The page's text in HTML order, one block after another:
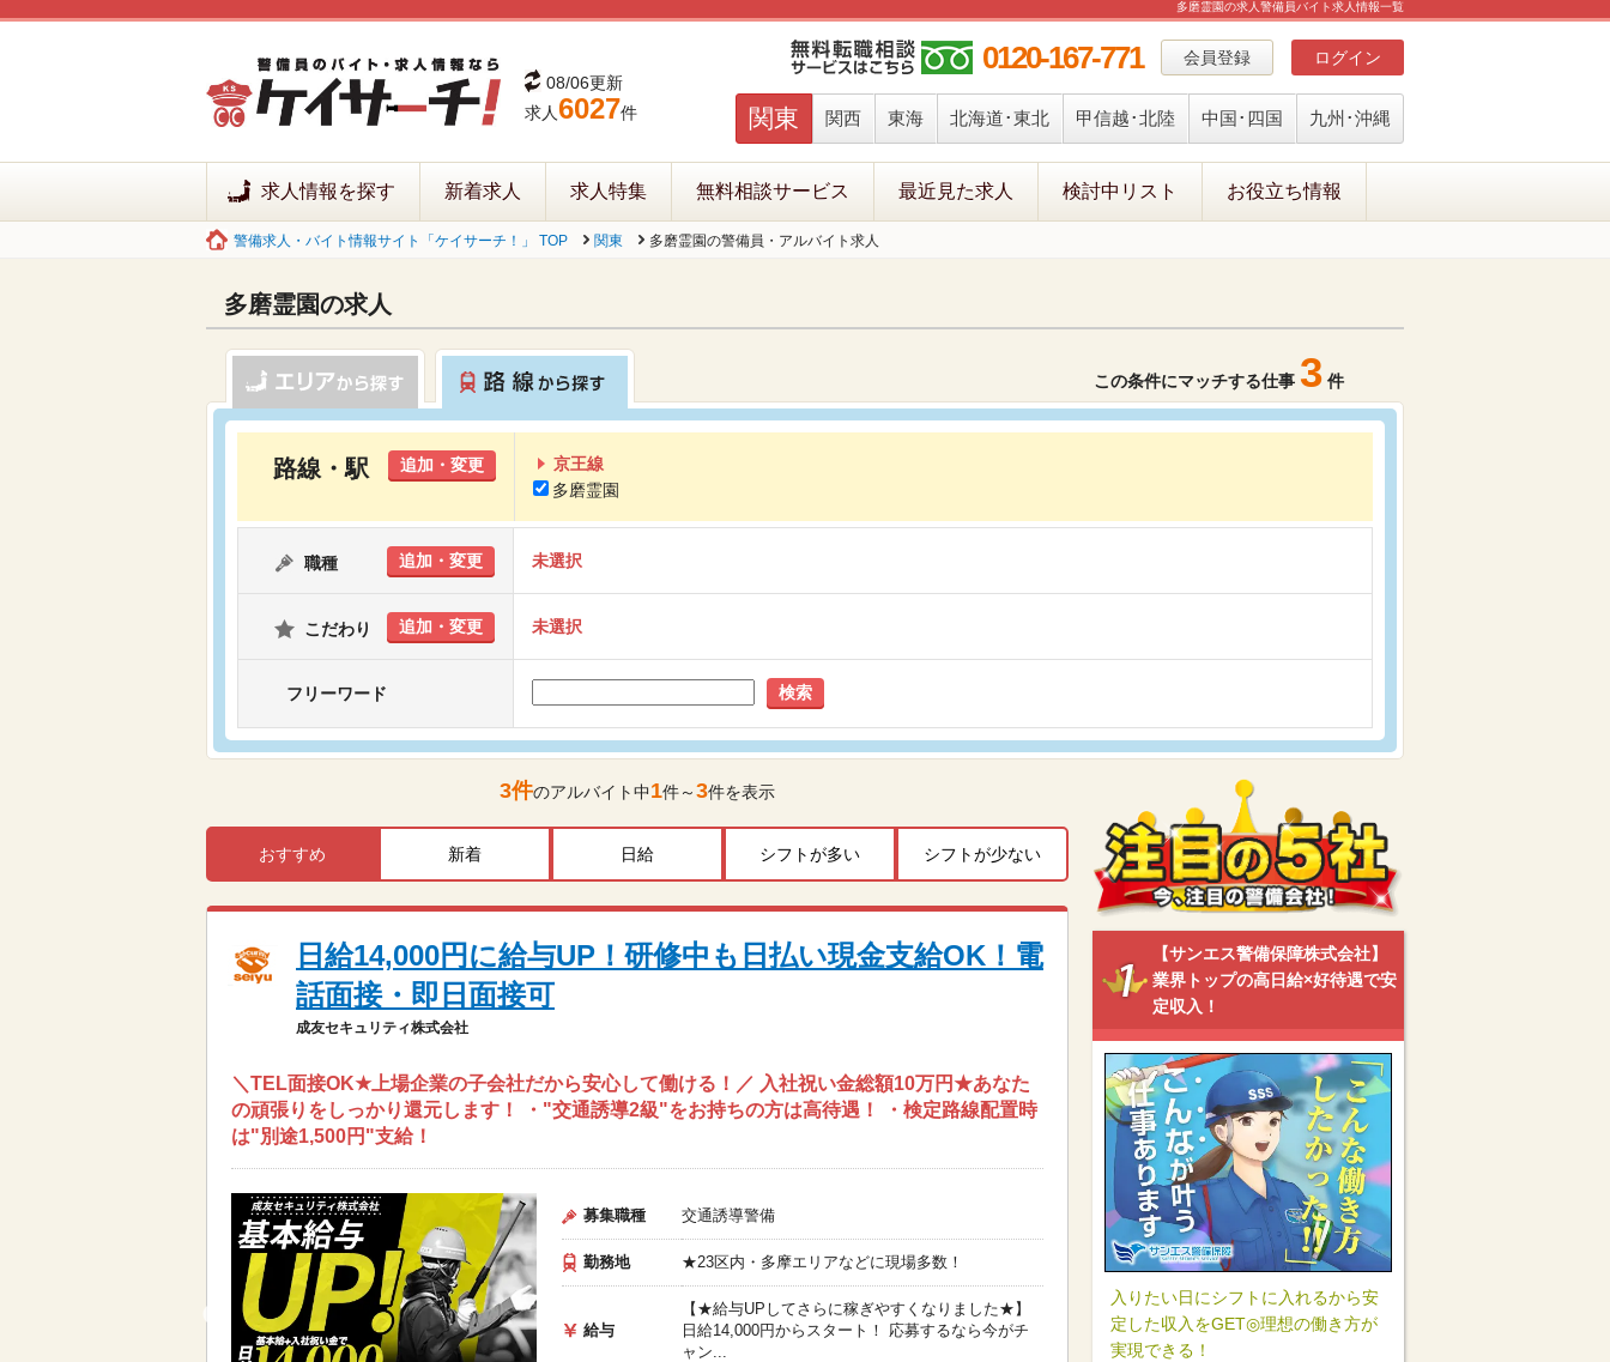
多磨霊園の求人警備員バイト求人情報一覧
08/06更新
求人6027件
会員登録 ログイン
0120-167-771
関東 関西 東海 北海道･東北 甲信越･北陸 中国･四国 九州･沖縄
求人情報を探す 新着求人 求人特集 無料相談サービス 最近見た求人 検討中リスト お役立ち情報
警備求人・バイト情報サイト「ケイサーチ！」 TOP 関東 多磨霊園の警備員・アルバイト求人
多磨霊園の求人
この条件にマッチする仕事 3 件
路線・駅 追加・変更
京王線
多磨霊園
職種 追加・変更 未選択
こだわり 追加・変更 未選択
フリーワード 検索
3件のアルバイト中1件～3件を表示
おすすめ 新着 日給 シフトが多い シフトが少ない
日給14,000円に給与UP！研修中も日払い現金支給OK！電
話面接・即日面接可
成友セキュリティ株式会社
＼TEL面接OK★上場企業の子会社だから安心して働ける！／ 入社祝い金総額10万円★あなた
の頑張りをしっかり還元します！ ・"交通誘導2級"をお持ちの方は高待遇！ ・検定路線配置時
は"別途1,500円"支給！
募集職種 交通誘導警備
勤務地 ★23区内・多摩エリアなどに現場多数！
給与
【★給与UPしてさらに稼ぎやすくなりました★】
日給14,000円からスタート！ 応募するなら今がチ
ャン...
【サンエス警備保障株式会社】
業界トップの高日給×好待遇で安
定収入！
入りたい日にシフトに入れるから安
定した収入をGET◎理想の働き方が
実現できる！